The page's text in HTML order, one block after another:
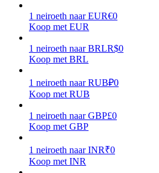
Macht varkentje
Uitzetten
1 neiroeth naar EUR€0
Koop met EUR
1 neiroeth naar BRLR$0
Koop met BRL
1 neiroeth naar RUB₽0
Koop met RUB
1 neiroeth naar GBP£0
Koop met GBP
1 neiroeth naar INR₹0
Koop met INR